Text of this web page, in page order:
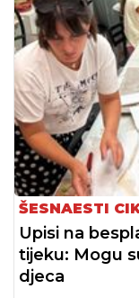
ŠESNAESTI
Upisi na
tijeku: Mogu
djeca